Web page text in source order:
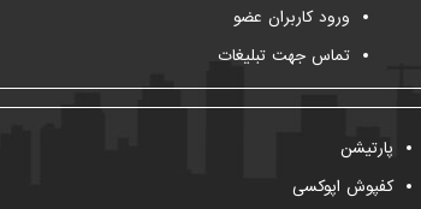
ورود کاربران عضو
تماس جهت تبلیغات
پارتیشن
کفپوش اپوکسی